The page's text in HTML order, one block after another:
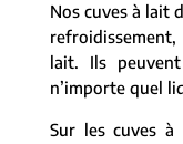
Nos cuves à lait
lait. Ils
n’importe quel
Sur les cuves